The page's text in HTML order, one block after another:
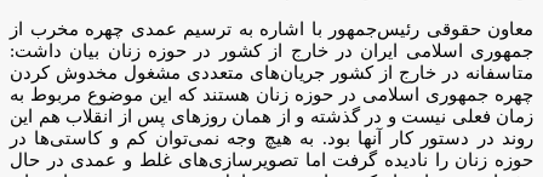
معاون حقوقی رئیس‌جمهور با اشاره به ترسیم عمدی چهره مخرب از
جمهوری اسلامی ایران در خارج از کشور در حوزه زنان بیان داشت:
متاسفانه در خارج از کشور جریان‌های متعددی مشغول مخدوش کردن
چهره جمهوری اسلامی در حوزه زنان هستند که این موضوع مربوط به
زمان فعلی نیست و در گذشته و از همان روزهای پس از انقلاب هم این
روند در دستور کار آنها بود. به هیچ وجه نمی‌توان کم و کاستی‌ها در
حوزه زنان را نادیده گرفت اما تصویرسازی‌های غلط و عمدی در حال